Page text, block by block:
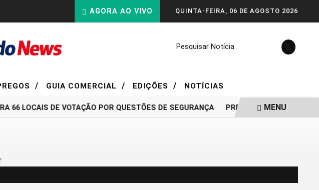
QUINTA-FEIRA, 06 DE AGOSTO 2026
AGORA AO VIVO
Pesquisar Notícia
/ GUIA COMERCIAL / EDIÇÕES / NOTÍCIAS
LOCAIS DE VOTAÇÃO POR QUESTÕES DE SEGURANÇA PRD E SOLIDARIEDADE
MENU